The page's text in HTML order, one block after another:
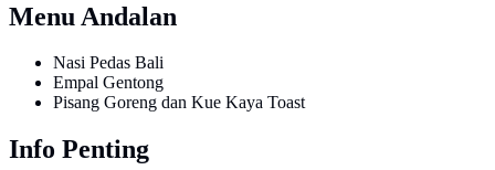
Menu Andalan
Nasi Pedas Bali
Empal Gentong
Pisang Goreng dan Kue Kaya Toast
Info Penting